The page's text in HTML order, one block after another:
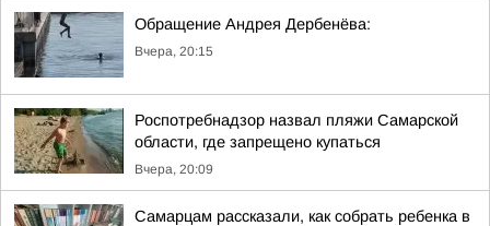
Обращение Андрея Дербенёва:
Вчера, 20:15
Роспотребнадзор назвал пляжи Самарской
области, где запрещено купаться
Вчера, 20:09
Самарцам рассказали, как собрать ребенка в